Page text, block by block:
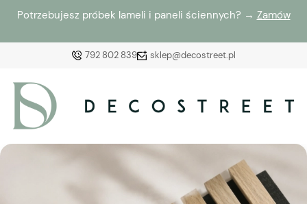
Potrzebujesz próbek lameli i paneli ściennych? → Zamów
792 802 839 sklep@decostreet.pl
Załóż konto